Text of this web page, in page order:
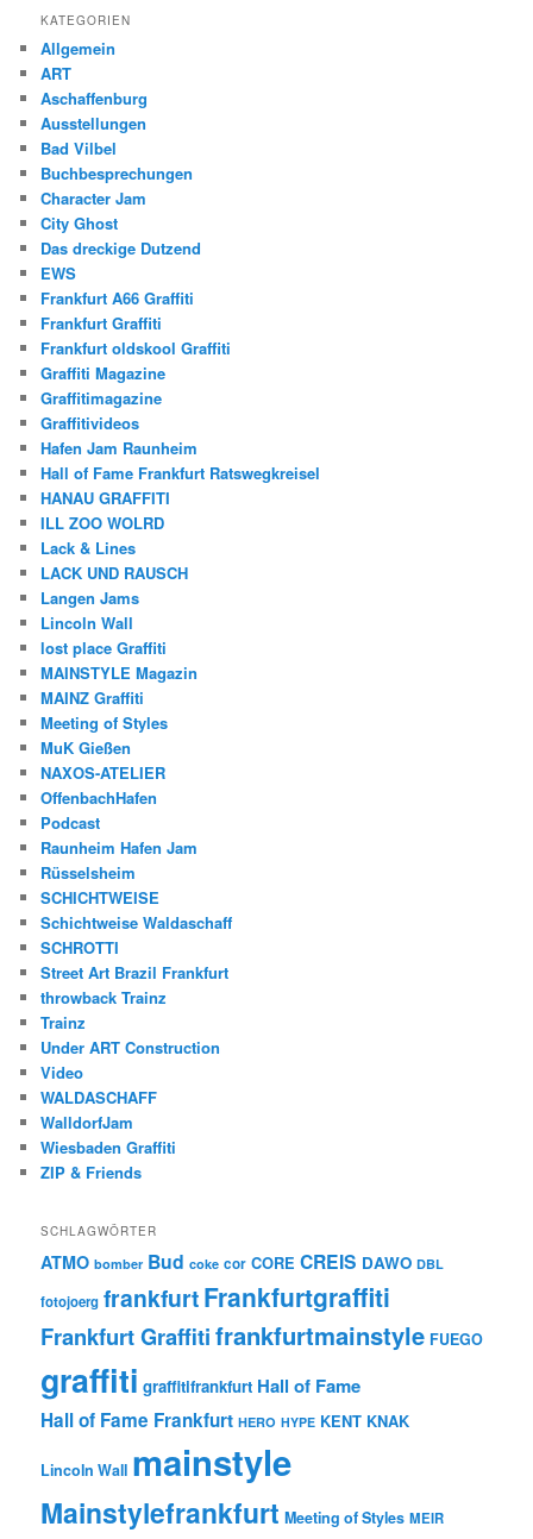
KATEGORIEN
Allgemein
ART
Aschaffenburg
Ausstellungen
Bad Vilbel
Buchbesprechungen
Character Jam
City Ghost
Das dreckige Dutzend
EWS
Frankfurt A66 Graffiti
Frankfurt Graffiti
Frankfurt oldskool Graffiti
Graffiti Magazine
Graffitimagazine
Graffitivideos
Hafen Jam Raunheim
Hall of Fame Frankfurt Ratswegkreisel
HANAU GRAFFITI
ILL ZOO WOLRD
Lack & Lines
LACK UND RAUSCH
Langen Jams
Lincoln Wall
lost place Graffiti
MAINSTYLE Magazin
MAINZ Graffiti
Meeting of Styles
MuK Gießen
NAXOS-ATELIER
OffenbachHafen
Podcast
Raunheim Hafen Jam
Rüsselsheim
SCHICHTWEISE
Schichtweise Waldaschaff
SCHROTTI
Street Art Brazil Frankfurt
throwback Trainz
Trainz
Under ART Construction
Video
WALDASCHAFF
WalldorfJam
Wiesbaden Graffiti
ZIP & Friends
SCHLAGWÖRTER
ATMO bomber Bud coke cor CORE CREIS DAWO DBL
fotojoerg frankfurtFrankfurtgraffiti
Frankfurt Graffitifrankfurtmainstyle FUEGO
graffiti graffitifrankfurt Hall of Fame
Hall of Fame Frankfurt HERO HYPE KENT KNAK
Lincoln Wall mainstyle
Mainstylefrankfurt Meeting of Styles MEIR